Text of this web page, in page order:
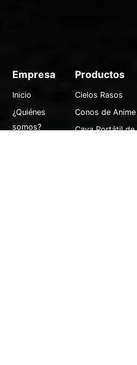
Empresa
Inicio
¿Quiénes
somos?
Productos
Cielos Rasos
Conos de Anime
Cava Portátil de